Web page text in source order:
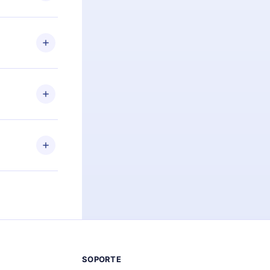
Por
el
de
más de
leer o
iOS,
momento
SOPORTE